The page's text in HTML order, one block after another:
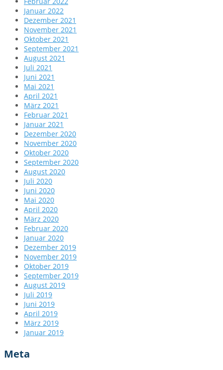
Januar 2022
Dezember 2021
November 2021
Oktober 2021
September 2021
August 2021
Juli 2021
Juni 2021
Mai 2021
April 2021
März 2021
Februar 2021
Januar 2021
Dezember 2020
November 2020
Oktober 2020
September 2020
August 2020
Juli 2020
Juni 2020
Mai 2020
April 2020
März 2020
Februar 2020
Januar 2020
Dezember 2019
November 2019
Oktober 2019
September 2019
August 2019
Juli 2019
Juni 2019
April 2019
März 2019
Januar 2019
Meta